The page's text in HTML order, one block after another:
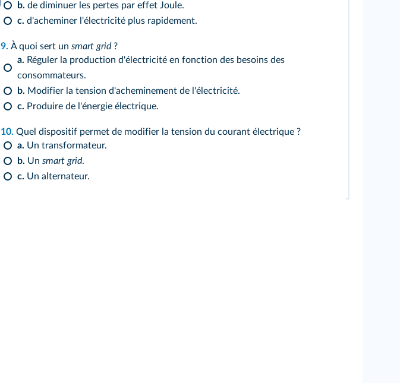
b. de diminuer les pertes par effet Joule.
c. d'acheminer l'électricité plus rapidement.
9. À quoi sert un smart grid ?
a. Réguler la production d'électricité en fonction des besoins des
consommateurs.
b. Modifier la tension d'acheminement de l'électricité.
c. Produire de l'énergie électrique.
10. Quel dispositif permet de modifier la tension du courant électrique ?
a. Un transformateur.
b. Un smart grid.
c. Un alternateur.